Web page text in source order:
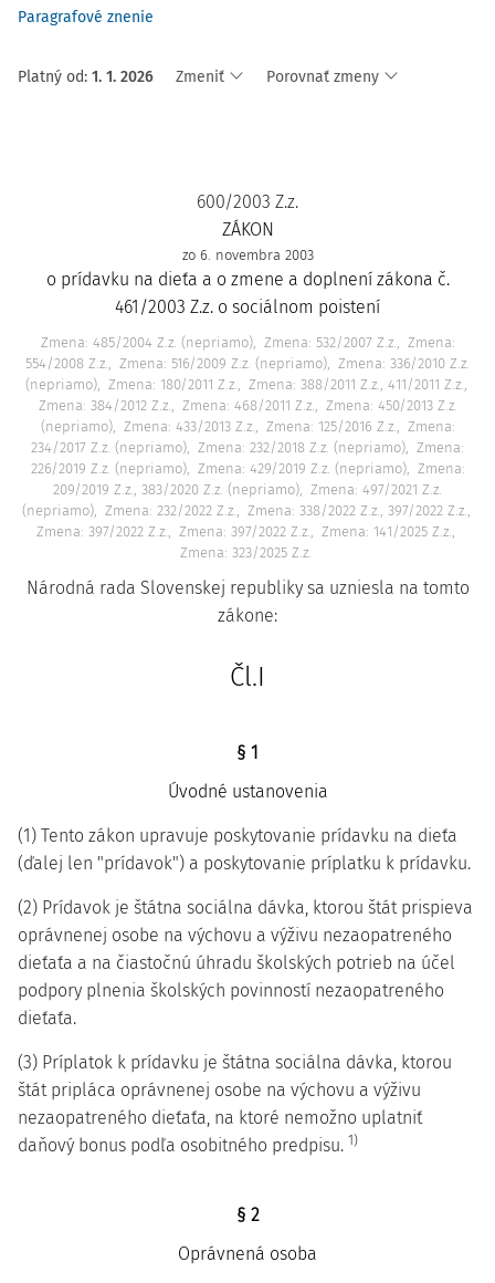
Paragrafové znenie
Platný od: 1. 1. 2026 Zmeniť Porovnať zmeny
600/2003 Z.z.
ZÁKON
zo 6. novembra 2003
o prídavku na dieťa a o zmene a doplnení zákona č.
461/2003 Z.z. o sociálnom poistení
Zmena: 485/2004 Z.z. (nepriamo) Zmena: 532/2007 Z.z.
Zmena:
554/2008 Z.z.
Zmena: 516/2009 Z.z. (nepriamo)
Zmena: 336/2010 Z.z.
(nepriamo)
Zmena: 180/2011 Z.z.
Zmena: 388/2011 Z.z., 411/2011 Z.z.
Zmena: 384/2012 Z.z.
Zmena: 468/2011 Z.z.
Zmena: 450/2013 Z.z.
(nepriamo)
Zmena: 433/2013 Z.z. Zmena: 125/2016 Z.z.
Zmena:
234/2017 Z.z. (nepriamo)
Zmena: 232/2018 Z.z. (nepriamo)
Zmena:
226/2019 Z.z. (nepriamo)
Zmena: 429/2019 Z.z. (nepriamo)
Zmena:
209/2019 Z.z., 383/2020 Z.z. (nepriamo)
Zmena: 497/2021 Z.z.
(nepriamo)
Zmena: 232/2022 Z.z.
Zmena: 338/2022 Z.z., 397/2022 Z.z.
Zmena: 397/2022 Z.z.
Zmena: 397/2022 Z.z.
Zmena: 141/2025 Z.z.
Zmena: 323/2025 Z.z.
Národná rada Slovenskej republiky sa uzniesla na tomto
zákone:
Čl.I
§ 1
Úvodné ustanovenia
(1) Tento zákon upravuje poskytovanie prídavku na dieťa
(ďalej len "prídavok") a poskytovanie príplatku k prídavku.
(2) Prídavok je štátna sociálna dávka, ktorou štát prispieva
oprávnenej osobe na výchovu a výživu nezaopatreného
dieťaťa a na čiastočnú úhradu školských potrieb na účel
podpory plnenia školských povinností nezaopatreného
dieťaťa.
(3) Príplatok k prídavku je štátna sociálna dávka, ktorou
štát pripláca oprávnenej osobe na výchovu a výživu
nezaopatreného dieťaťa, na ktoré nemožno uplatniť
daňový bonus podľa osobitného predpisu. 1)
§ 2
Oprávnená osoba